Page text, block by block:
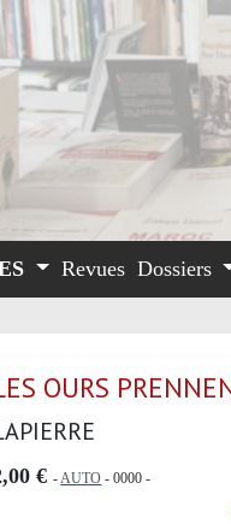
Revues Dossiers
OURS
€ -AUTO - 0000 -